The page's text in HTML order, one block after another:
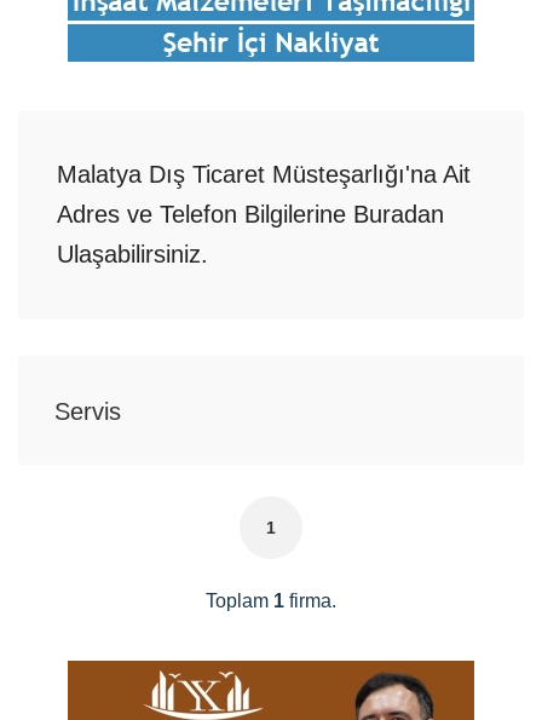
Malatya Dış Ticaret Müsteşarlığı'na Ait
Adres ve Telefon Bilgilerine Buradan
Ulaşabilirsiniz.
Servis
1
Toplam 1 firma.